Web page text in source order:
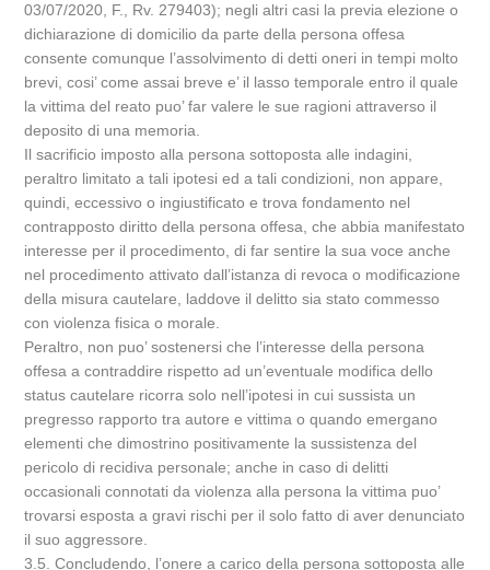
03/07/2020, F., Rv. 279403); negli altri casi la previa elezione o
dichiarazione di domicilio da parte della persona offesa
consente comunque l’assolvimento di detti oneri in tempi molto
brevi, cosi’ come assai breve e’ il lasso temporale entro il quale
la vittima del reato puo’ far valere le sue ragioni attraverso il
deposito di una memoria.
Il sacrificio imposto alla persona sottoposta alle indagini,
peraltro limitato a tali ipotesi ed a tali condizioni, non appare,
quindi, eccessivo o ingiustificato e trova fondamento nel
contrapposto diritto della persona offesa, che abbia manifestato
interesse per il procedimento, di far sentire la sua voce anche
nel procedimento attivato dall’istanza di revoca o modificazione
della misura cautelare, laddove il delitto sia stato commesso
con violenza fisica o morale.
Peraltro, non puo’ sostenersi che l’interesse della persona
offesa a contraddire rispetto ad un’eventuale modifica dello
status cautelare ricorra solo nell’ipotesi in cui sussista un
pregresso rapporto tra autore e vittima o quando emergano
elementi che dimostrino positivamente la sussistenza del
pericolo di recidiva personale; anche in caso di delitti
occasionali connotati da violenza alla persona la vittima puo’
trovarsi esposta a gravi rischi per il solo fatto di aver denunciato
il suo aggressore.
3.5. Concludendo, l’onere a carico della persona sottoposta alle